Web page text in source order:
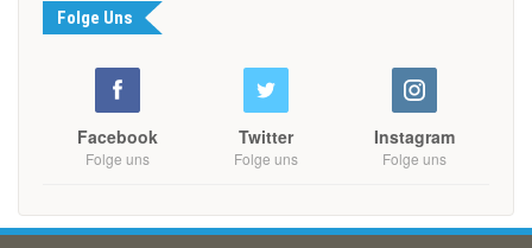
Folge Uns
Facebook
Folge uns
Twitter
Folge uns
Instagram
Folge uns